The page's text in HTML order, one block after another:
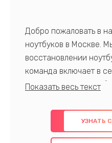
Добро пожаловать в
ноутбуков в Москве.
восстановлении
команда включает в
профессионалов с
предлагаем быстрый
использованием
также гарантируем
УЗНАТЬ